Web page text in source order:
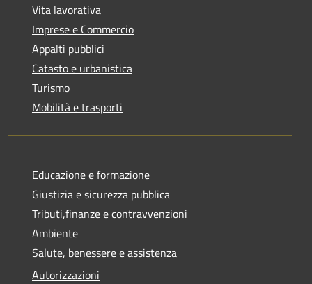
Vita lavorativa
Imprese e Commercio
Appalti pubblici
Catasto e urbanistica
Turismo
Mobilità e trasporti
Educazione e formazione
Giustizia e sicurezza pubblica
Tributi,finanze e contravvenzioni
Ambiente
Salute, benessere e assistenza
Autorizzazioni